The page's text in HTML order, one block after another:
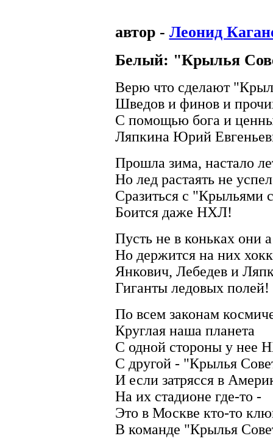
автор - Леонид
Белый: "Крылья
Верю что сделают
Шведов и финов и
С помощью бога и
Ляпкина Юрий
Прошла зима, настало
Но лед растаять не успел
Сразиться с "Крыльями
Боится даже НХЛ!
Пусть не в коньках они
Но держится на них
Янкович, Лебедев и
Гиганты ледовых полей!
По всем законам
Круглая наша планета
С одной стороны у нее
С другой - "Крылья
И если затрясся в
На их стадионе где-то -
Это в Москве кто-то
В команде "Крылья